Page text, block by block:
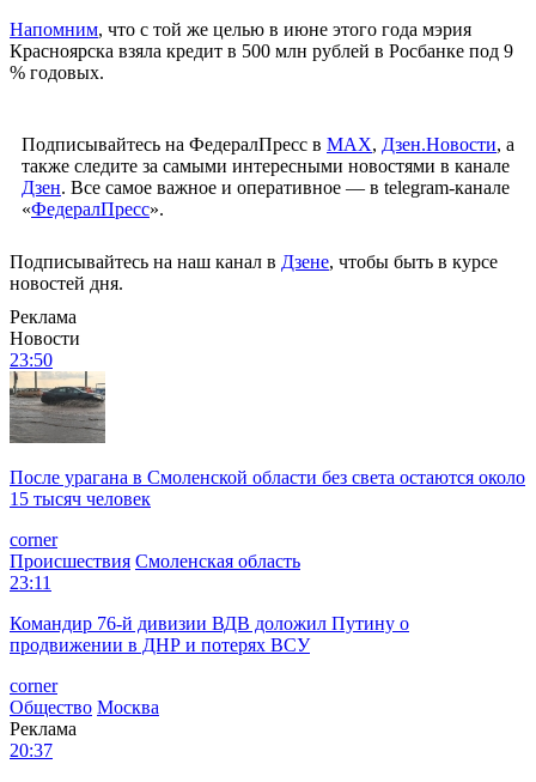
Напомним, что с той же целью в июне этого года мэрия
Красноярска взяла кредит в 500 млн рублей в Росбанке под 9
% годовых.
Подписывайтесь на ФедералПресс в МАХ, Дзен.Новости, а
также следите за самыми интересными новостями в канале
Дзен. Все самое важное и оперативное — в telegram-канале
«ФедералПресс».
Подписывайтесь на наш канал в Дзене, чтобы быть в курсе
новостей дня.
Реклама
Новости
23:50
После урагана в Смоленской области без света остаются около
15 тысяч человек
corner
Происшествия Смоленская область
23:11
Командир 76-й дивизии ВДВ доложил Путину о
продвижении в ДНР и потерях ВСУ
corner
Общество Москва
Реклама
20:37